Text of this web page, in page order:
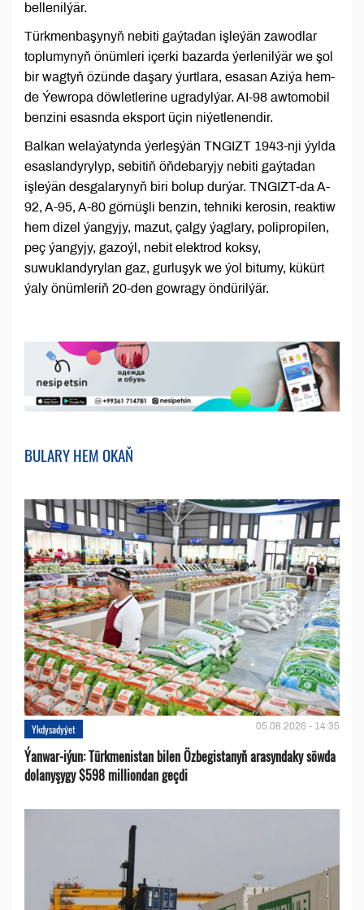
bellenilýär.
Türkmenbaşynyň nebiti gaýtadan işleýän zawodlar
toplumynyň önümleri içerki bazarda ýerlenilýär we şol
bir wagtyň özünde daşary ýurtlara, esasan Aziýa hem-
de Ýewropa döwletlerine ugradylýar. AI-98 awtomobil
benzini esasnda eksport üçin niýetlenendir.
Balkan welaýatynda ýerleşýän TNGIZT 1943-nji ýylda
esaslandyrylyp, sebitiň öňdebaryjy nebiti gaýtadan
işleýän desgalarynyň biri bolup durýar. TNGIZT-da A-
92, A-95, A-80 görnüşli benzin, tehniki kerosin, reaktiw
hem dizel ýangyjy, mazut, çalgy ýaglary, polipropilen,
peç ýangyjy, gazoýl, nebit elektrod koksy,
suwuklandyrylan gaz, gurluşyk we ýol bitumy, kükürt
ýaly önümleriň 20-den gowragy öndürilýär.
BULARY HEM OKAŇ
Ykdysadyýet 05.08.2026 - 14:35
Ýanwar-iýun: Türkmenistan bilen Özbegistanyň arasyndaky söwda
dolanyşygy $598 milliondan geçdi